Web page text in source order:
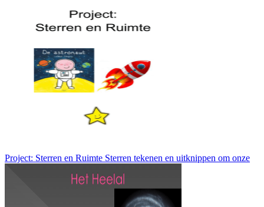
Project: Sterren en Ruimte Sterren tekenen en uitknippen om onze